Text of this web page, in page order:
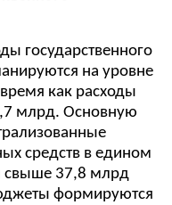
государственного
на уровне
как расходы
млрд. Основную
средств в едином
свыше 37,8 млрд
формируются